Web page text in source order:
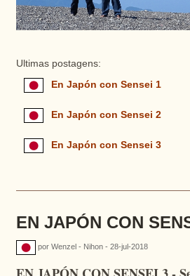
Ultimas postagens:
En Japón con Sensei 1
En Japón con Sensei 2
En Japón con Sensei 3
EN JAPÓN CON
por Wenzel - Nihon - 28-jul-2018